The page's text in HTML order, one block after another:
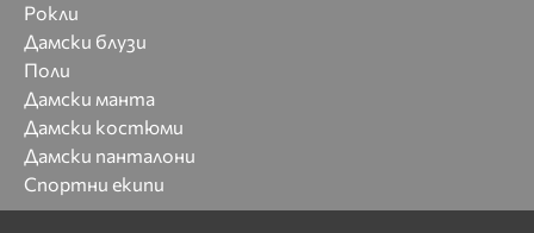
Рокли
Дамски блузи
Поли
Дамски манта
Дамски костюми
Дамски панталони
Спортни екипи